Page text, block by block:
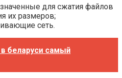
для сжатия файлов
их размеров;
сеть.
беларуси самый